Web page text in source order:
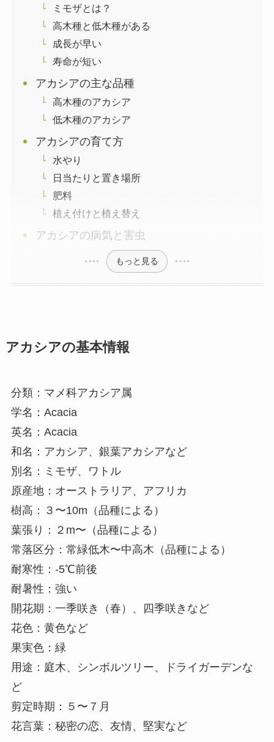
ミモザとは？
高木種と低木種がある
成長が早い
寿命が短い
アカシアの主な品種
高木種のアカシア
低木種のアカシア
アカシアの育て方
水やり
日当たりと置き場所
肥料
植え付けと植え替え
アカシアの病気と害虫
もっと見る
アカシアの基本情報
分類：マメ科アカシア属
学名：Acacia
英名：Acacia
和名：アカシア、銀葉アカシアなど
別名：ミモザ、ワトル
原産地：オーストラリア、アフリカ
樹高：３〜10m（品種による）
葉張り：２m〜（品種による）
常落区分：常緑低木〜中高木（品種による）
耐寒性：-5℃前後
耐暑性：強い
開花期：一季咲き（春）、四季咲きなど
花色：黄色など
果実色：緑
用途：庭木、シンボルツリー、ドライガーデンな
ど
剪定時期：５〜７月
花言葉：秘密の恋、友情、堅実など